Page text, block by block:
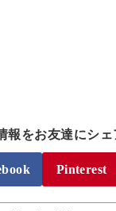
報をお友達にシェ
Pinterest